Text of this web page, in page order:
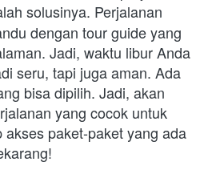
solusinya. Perjalanan
dengan tour guide yang
Jadi, waktu libur Anda
seru, tapi juga aman. Ada
bisa dipilih. Jadi, akan
yang cocok untuk
paket-paket yang ada